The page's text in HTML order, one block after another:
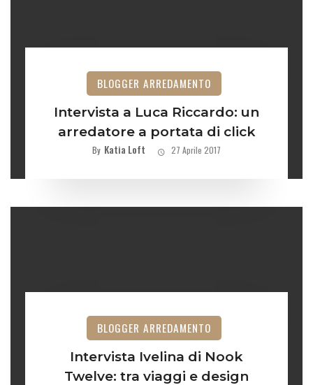
BLOGGER ARREDAMENTO
Intervista a Luca Riccardo: un
arredatore a portata di click
By Katia Loft 27 Aprile 2017
BLOGGER ARREDAMENTO
Intervista Ivelina di Nook
Twelve: tra viaggi e design